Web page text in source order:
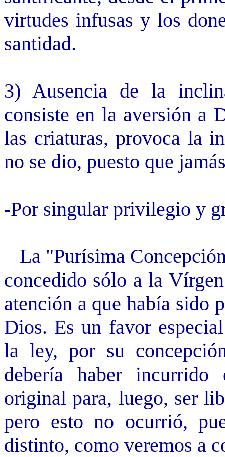
virtudes infusas y los
santidad.
3) Ausencia de la
consiste en la aversión a
las criaturas, provoca la
no se dio, puesto que
-Por singular privilegio y
La "Purísima
concedido sólo a la
atención a que había sido
Dios. Es un favor
la ley, por su
debería haber
original para, luego, ser
pero esto no ocurrió,
distinto, como veremos a